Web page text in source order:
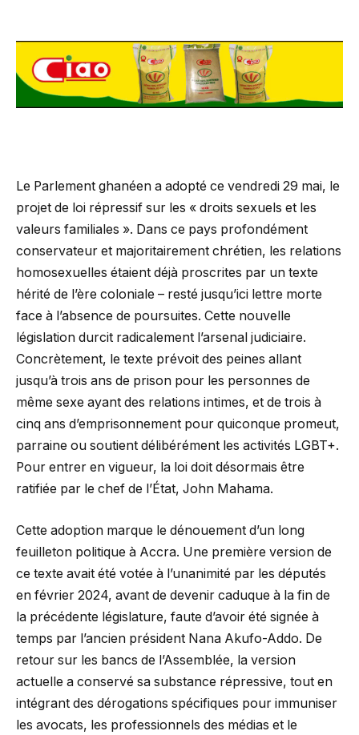
Le Parlement ghanéen a adopté ce vendredi 29 mai, le
projet de loi répressif sur les « droits sexuels et les
valeurs familiales ». Dans ce pays profondément
conservateur et majoritairement chrétien, les relations
homosexuelles étaient déjà proscrites par un texte
hérité de l’ère coloniale – resté jusqu’ici lettre morte
face à l’absence de poursuites. Cette nouvelle
législation durcit radicalement l’arsenal judiciaire.
Concrètement, le texte prévoit des peines allant
jusqu’à trois ans de prison pour les personnes de
même sexe ayant des relations intimes, et de trois à
cinq ans d’emprisonnement pour quiconque promeut,
parraine ou soutient délibérément les activités LGBT+.
Pour entrer en vigueur, la loi doit désormais être
ratifiée par le chef de l’État, John Mahama.
Cette adoption marque le dénouement d’un long
feuilleton politique à Accra. Une première version de
ce texte avait été votée à l’unanimité par les députés
en février 2024, avant de devenir caduque à la fin de
la précédente législature, faute d’avoir été signée à
temps par l’ancien président Nana Akufo-Addo. De
retour sur les bancs de l’Assemblée, la version
actuelle a conservé sa substance répressive, tout en
intégrant des dérogations spécifiques pour immuniser
les avocats, les professionnels des médias et le